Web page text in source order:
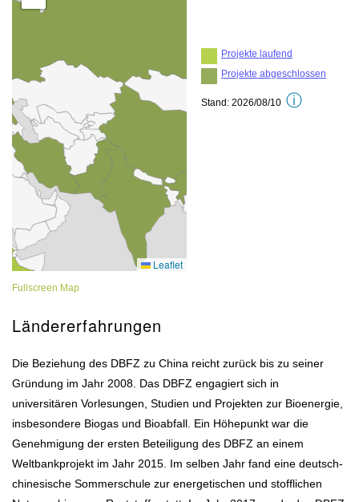
Fullscreen Map
Ländererfahrungen
Die Beziehung des DBFZ zu China reicht zurück bis zu seiner
Gründung im Jahr 2008. Das DBFZ engagiert sich in
universitären Vorlesungen, Studien und Projekten zur Bioenergie,
insbesondere Biogas und Bioabfall. Ein Höhepunkt war die
Genehmigung der ersten Beteiligung des DBFZ an einem
Weltbankprojekt im Jahr 2015. Im selben Jahr fand eine deutsch-
chinesische Sommerschule zur energetischen und stofflichen